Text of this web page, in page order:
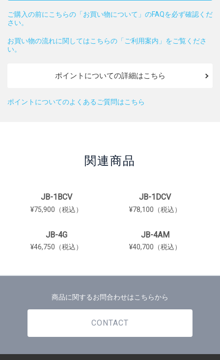
ご購入の前にこちらの「お買い物について」のFAQを必ず確認くだ
さい。
お買い物の流れに関してはこちらの「ご利用案内」をご覧くださ
い。
ポイントについての詳細はこちら
ポイントについてのよくあるご質問はこちら
関連商品
JB-1BCV
¥75,900（税込）
JB-1DCV
¥78,100（税込）
JB-4G
¥46,750（税込）
JB-4AM
¥40,700（税込）
商品に関するお問合わせはこちらから
CONTACT